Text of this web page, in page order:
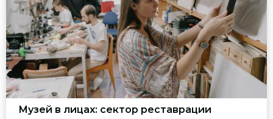
Музей в лицах: сектор реставрации